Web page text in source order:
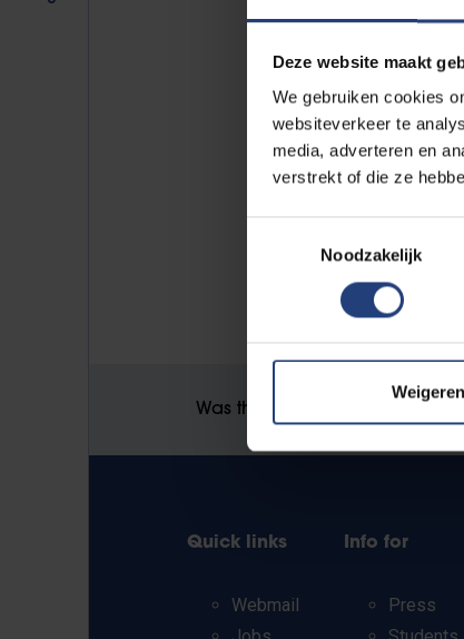
Deze website maakt
We gebruiken cookies
websiteverkeer te
media, adverteren en
verstrekt of die ze
Noodzakelijk
Weigeren
Was there an error on this
Quick links
Webmail
Info for
Press